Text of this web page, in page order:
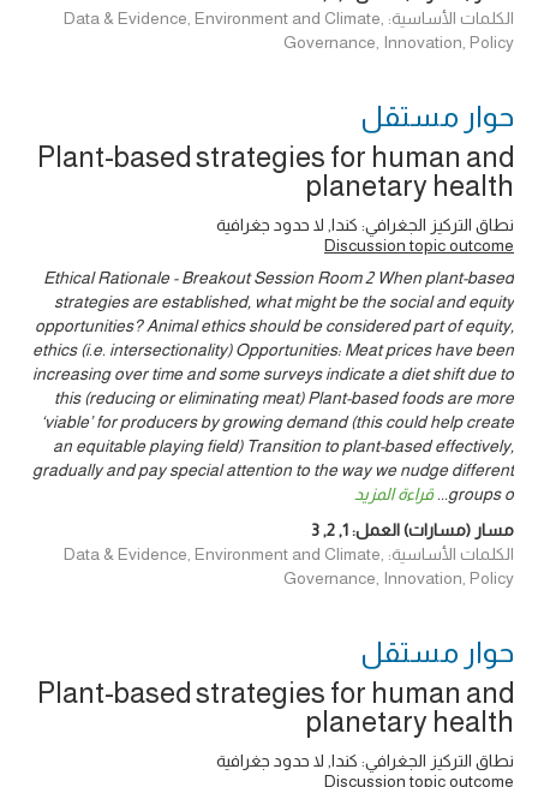
الكلمات الأساسية: Data & Evidence, Environment and Climate,
Governance, Innovation, Policy
حوار ‎مستقل
Plant-based strategies for human and
planetary health
نطاق التركيز الجغرافي: كندا, لا حدود جغرافية
Discussion topic outcome
Ethical Rationale - Breakout Session Room 2 When plant-based
strategies are established, what might be the social and equity
opportunities? Animal ethics should be considered part of equity,
ethics (i.e. intersectionality) Opportunities: Meat prices have been
increasing over time and some surveys indicate a diet shift due to
this (reducing or eliminating meat) Plant-based foods are more
‘viable’ for producers by growing demand (this could help create
an equitable playing field) Transition to plant-based effectively,
gradually and pay special attention to the way we nudge different
groups o
... قراءة المزيد
مسار (مسارات) العمل:1
,
2
,
3
الكلمات الأساسية: Data & Evidence, Environment and Climate,
Governance, Innovation, Policy
حوار ‎مستقل
Plant-based strategies for human and
planetary health
نطاق التركيز الجغرافي: كندا, لا حدود جغرافية
Discussion topic outcome